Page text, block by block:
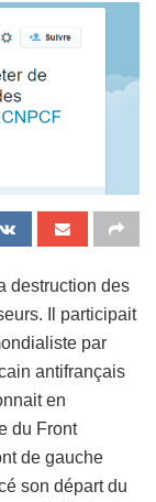
destruction des
Il participait
par
antifrançais
en
du Front
de gauche
son départ du